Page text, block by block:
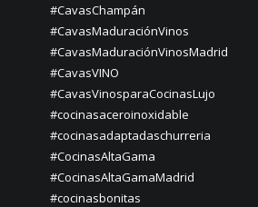
#CavasChampán
#CavasMaduraciónVinos
#CavasMaduraciónVinosMadrid
#CavasVINO
#CavasVinosparaCocinasLujo
#cocinasaceroinoxidable
#cocinasadaptadaschurreria
#CocinasAltaGama
#CocinasAltaGamaMadrid
#cocinasbonitas